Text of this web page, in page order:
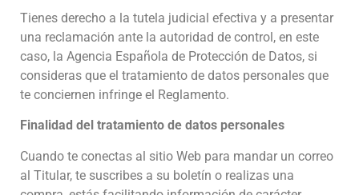
Tienes derecho a la tutela judicial efectiva y a presentar
una reclamación ante la autoridad de control, en este
caso, la Agencia Española de Protección de Datos, si
consideras que el tratamiento de datos personales que
te conciernen infringe el Reglamento.
Finalidad del tratamiento de datos personales
Cuando te conectas al sitio Web para mandar un correo
al Titular, te suscribes a su boletín o realizas una